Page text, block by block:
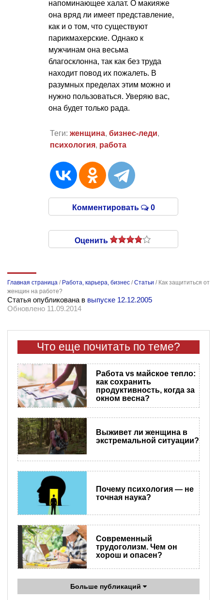
напоминающее халат. О макияже
она вряд ли имеет представление,
как и о том, что существуют
парикмахерские. Однако к
мужчинам она весьма
благосклонна, так как без труда
находит повод их пожалеть. В
разумных пределах этим можно и
нужно пользоваться. Уверяю вас,
она будет только рада.
Теги: женщина, бизнес-леди,
психология, работа
Комментировать 0
Оценить
Главная страница / Работа, карьера, бизнес /Статьи / Как защититься от
женщин на работе?
Статья опубликована в выпуске 12.12.2005
Обновлено 11.09.2014
Что еще почитать по теме?
Работа vs майское тепло:
как сохранить
продуктивность, когда за
окном весна?
Выживет ли женщина в
экстремальной ситуации?
Почему психология — не
точная наука?
Современный
трудоголизм. Чем он
хорош и опасен?
Больше публикаций